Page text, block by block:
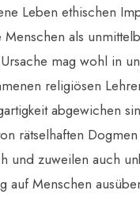
Leben ethischen
Menschen als
mag wohl in
religiösen
abgewichen
rätselhaften
und zuweilen auch
auf Menschen